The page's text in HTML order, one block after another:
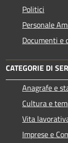
Politici
Personale
Documenti e
CATEGORIE DI
Anagrafe e
Cultura e
Vita
Imprese e